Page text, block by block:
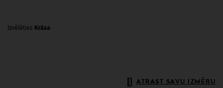
Izvēlēties Krāsa
ATRAST SAVU IZMĒRU